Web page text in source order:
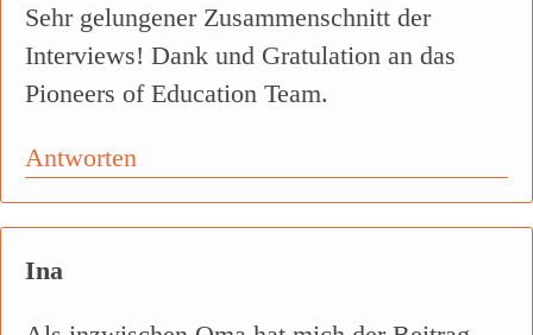
Sehr gelungener Zusammenschnitt der
Interviews! Dank und Gratulation an das
Pioneers of Education Team.
Antworten
Ina